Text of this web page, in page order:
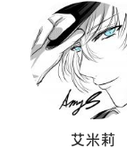
艾米莉